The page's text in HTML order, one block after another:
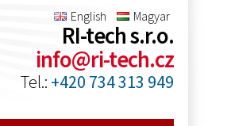
English Magyar
RI-tech s.r.o.
info@ri-tech.cz
Tel.: +420 734 313 949